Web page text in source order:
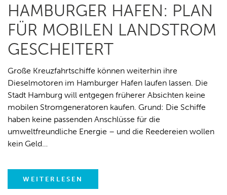
HAMBURGER HAFEN: PLAN
FÜR MOBILEN LANDSTROM
GESCHEITERT
Große Kreuzfahrtschiffe können weiterhin ihre
Dieselmotoren im Hamburger Hafen laufen lassen. Die
Stadt Hamburg will entgegen früherer Absichten keine
mobilen Stromgeneratoren kaufen. Grund: Die Schiffe
haben keine passenden Anschlüsse für die
umweltfreundliche Energie – und die Reedereien wollen
kein Geld…
WEITERLESEN